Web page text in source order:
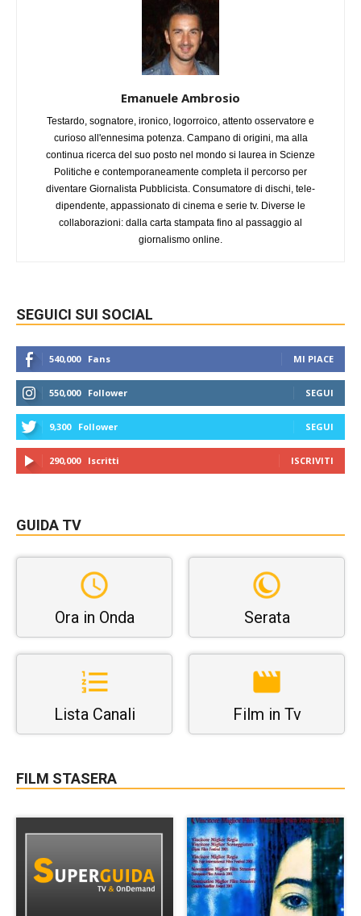
Emanuele Ambrosio
Testardo, sognatore, ironico, logorroico, attento osservatore e
curioso all'ennesima potenza. Campano di origini, ma alla
continua ricerca del suo posto nel mondo si laurea in Scienze
Politiche e contemporaneamente completa il percorso per
diventare Giornalista Pubblicista. Consumatore di dischi, tele-
dipendente, appassionato di cinema e serie tv. Diverse le
collaborazioni: dalla carta stampata fino al passaggio al
giornalismo online.
SEGUICI SUI SOCIAL
540,000 Fans MI PIACE
550,000 Follower SEGUI
9,300 Follower SEGUI
290,000 Iscritti ISCRIVITI
GUIDA TV
Ora in Onda Serata
Lista Canali Film in Tv
FILM STASERA